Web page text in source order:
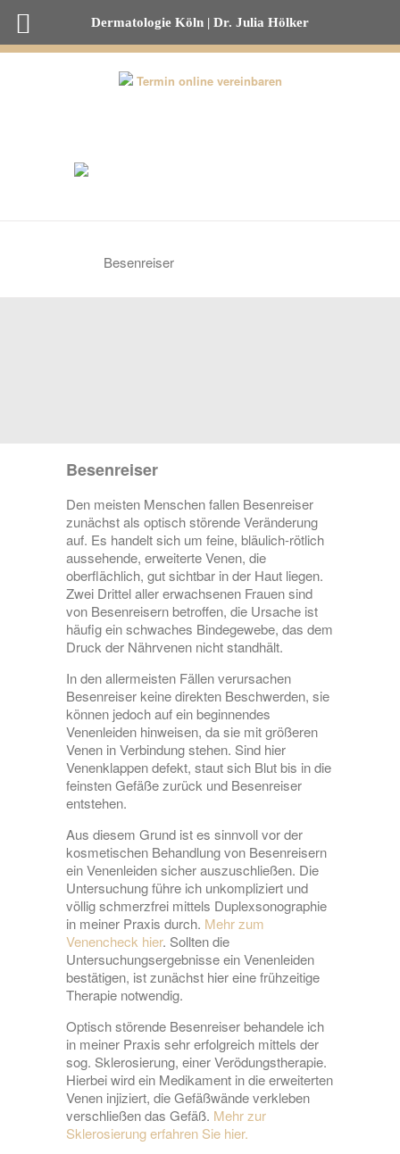
Termin online vereinbaren
Besenreiser
Besenreiser
Den meisten Menschen fallen Besenreiser
zunächst als optisch störende Veränderung
auf. Es handelt sich um feine, bläulich-rötlich
aussehende, erweiterte Venen, die
oberflächlich, gut sichtbar in der Haut liegen.
Zwei Drittel aller erwachsenen Frauen sind
von Besenreisern betroffen, die Ursache ist
häufig ein schwaches Bindegewebe, das dem
Druck der Nährvenen nicht standhält.
In den allermeisten Fällen verursachen
Besenreiser keine direkten Beschwerden, sie
können jedoch auf ein beginnendes
Venenleiden hinweisen, da sie mit größeren
Venen in Verbindung stehen. Sind hier
Venenklappen defekt, staut sich Blut bis in die
feinsten Gefäße zurück und Besenreiser
entstehen.
Aus diesem Grund ist es sinnvoll vor der
kosmetischen Behandlung von Besenreisern
ein Venenleiden sicher auszuschließen. Die
Untersuchung führe ich unkompliziert und
völlig schmerzfrei mittels Duplexsonographie
in meiner Praxis durch. Mehr zum
Venencheck hier. Sollten die
Untersuchungsergebnisse ein Venenleiden
bestätigen, ist zunächst hier eine frühzeitige
Therapie notwendig.
Optisch störende Besenreiser behandele ich
in meiner Praxis sehr erfolgreich mittels der
sog. Sklerosierung, einer Verödungstherapie.
Hierbei wird ein Medikament in die erweiterten
Venen injiziert, die Gefäßwände verkleben
verschließen das Gefäß. Mehr zur
Sklerosierung erfahren Sie hier.
Dermatologie Köln | Dr. Julia Hölker